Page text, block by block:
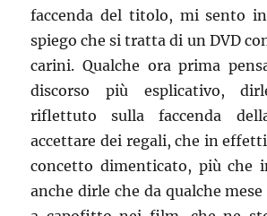
faccenda del titolo, mi sento
spiego che si tratta di un DVD
carini. Qualche ora prima
discorso più esplicativo,
riflettuto sulla faccenda
accettare dei regali, che in
concetto dimenticato, più che
anche dirle che da qualche